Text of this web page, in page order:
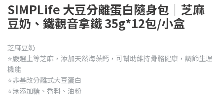
SIMPLife 大豆分離蛋白隨身包｜芝麻
豆奶、鐵觀音拿鐵 35g*12包/小盒
芝麻豆奶
⭐嚴選上等芝麻，添加天然海藻鈣，可幫助維持骨骼健康，調節生理
機能
⭐非基改分離式大豆蛋白
⭐無添加糖、香料、油粉